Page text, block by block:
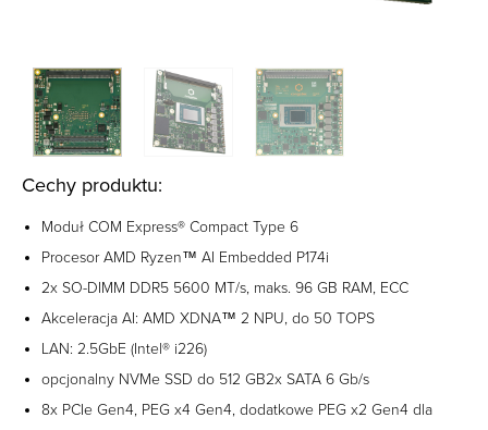
Cechy produktu:
Moduł COM Express® Compact Type 6
Procesor AMD Ryzen™ AI Embedded P174i
2x SO-DIMM DDR5 5600 MT/s, maks. 96 GB RAM, ECC
Akceleracja AI: AMD XDNA™ 2 NPU, do 50 TOPS
LAN: 2.5GbE (Intel® i226)
opcjonalny NVMe SSD do 512 GB2x SATA 6 Gb/s
8x PCIe Gen4, PEG x4 Gen4, dodatkowe PEG x2 Gen4 dla